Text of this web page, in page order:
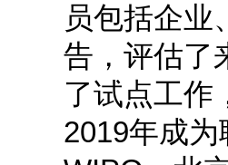
员包括企业
告，评估了
了试点工作
2019年成